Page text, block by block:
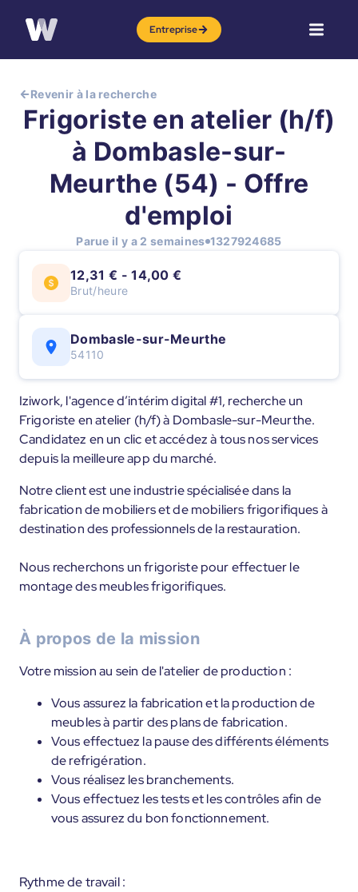
Entreprise
Revenir à la recherche
Frigoriste en atelier (h/f)
à Dombasle-sur-
Meurthe (54) - Offre
d'emploi
Parue il y a 2 semaines 1327924685
12,31 € - 14,00 €
Brut/heure
Dombasle-sur-Meurthe
54110
Iziwork, l'agence d’intérim digital #1, recherche un
Frigoriste en atelier (h/f) à Dombasle-sur-Meurthe.
Candidatez en un clic et accédez à tous nos services
depuis la meilleure app du marché.
Notre client est une industrie spécialisée dans la
fabrication de mobiliers et de mobiliers frigorifiques à
destination des professionnels de la restauration.
Nous recherchons un frigoriste pour effectuer le
montage des meubles frigorifiques.
À propos de la mission
Votre mission au sein de l'atelier de production :
Vous assurez la fabrication et la production de
meubles à partir des plans de fabrication.
Vous effectuez la pause des différents éléments
de refrigération.
Vous réalisez les branchements.
Vous effectuez les tests et les contrôles afin de
vous assurez du bon fonctionnement.
Rythme de travail :